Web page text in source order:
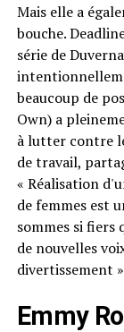
Mais elle a
bouche.
série de
beaucoup de
Own) a
à lutter contre
de travail,
« Réalisation
de femmes est
sommes si
de nouvelles
divertissement
Emmy